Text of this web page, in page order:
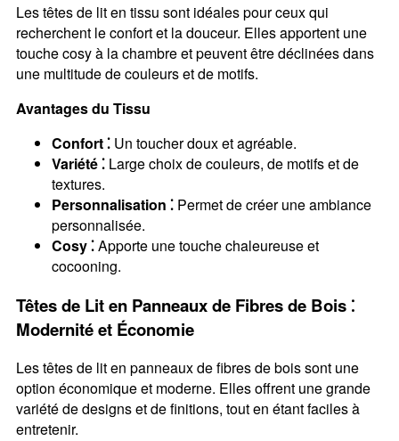
Les têtes de lit en tissu sont idéales pour ceux qui
recherchent le confort et la douceur. Elles apportent une
touche cosy à la chambre et peuvent être déclinées dans
une multitude de couleurs et de motifs.
Avantages du Tissu
Confort ⁚Un toucher doux et agréable.
Variété ⁚Large choix de couleurs, de motifs et de
textures.
Personnalisation ⁚Permet de créer une ambiance
personnalisée.
Cosy ⁚Apporte une touche chaleureuse et
cocooning.
Têtes de Lit en Panneaux de Fibres de Bois ⁚
Modernité et Économie
Les têtes de lit en panneaux de fibres de bois sont une
option économique et moderne. Elles offrent une grande
variété de designs et de finitions, tout en étant faciles à
entretenir.